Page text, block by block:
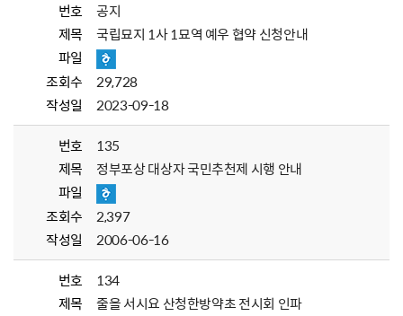
번호
공지
제목
국립묘지 1사 1묘역 예우 협약 신청안내
파일
조회수
29,728
작성일
2023-09-18
번호
135
제목
정부포상 대상자 국민추천제 시행 안내
파일
조회수
2,397
작성일
2006-06-16
번호
134
제목
줄을 서시요 산청한방약초 전시회 인파